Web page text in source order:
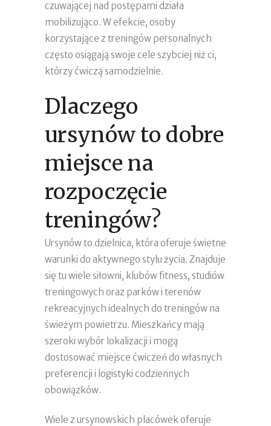
czuwającej nad postępami działa
mobilizująco. W efekcie, osoby
korzystające z treningów personalnych
często osiągają swoje cele szybciej niż ci,
którzy ćwiczą samodzielnie.
Dlaczego
ursynów to dobre
miejsce na
rozpoczęcie
treningów?
Ursynów to dzielnica, która oferuje świetne
warunki do aktywnego stylu życia. Znajduje
się tu wiele siłowni, klubów fitness, studiów
treningowych oraz parków i terenów
rekreacyjnych idealnych do treningów na
świeżym powietrzu. Mieszkańcy mają
szeroki wybór lokalizacji i mogą
dostosować miejsce ćwiczeń do własnych
preferencji i logistyki codziennych
obowiązków.
Wiele z ursynowskich placówek oferuje